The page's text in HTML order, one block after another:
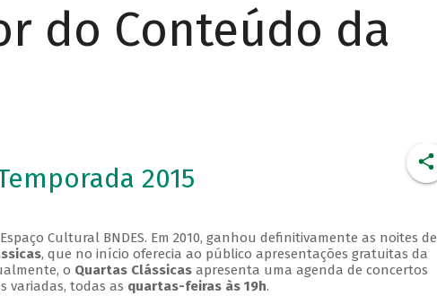
do Conteúdo da
2015
Cultural BNDES. Em 2010, ganhou definitivamente as noites de
, que no início oferecia ao público apresentações gratuitas da
o Quartas Clássicasapresenta uma agenda de concertos
variadas, todas as quartas-feiras às 19h.